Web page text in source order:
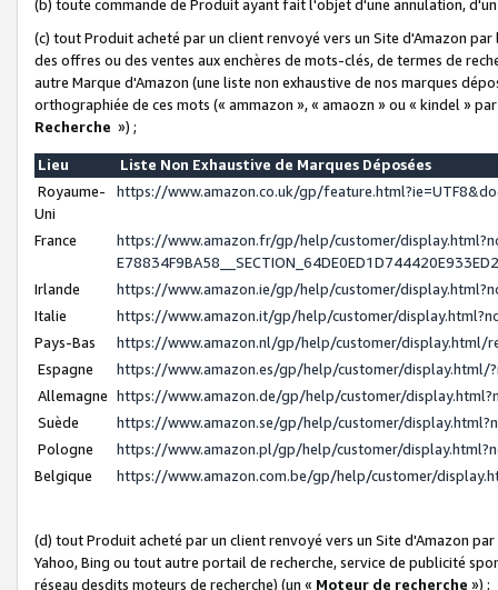
(b) toute commande de Produit ayant fait l'objet d'une annulation,
(c) tout Produit acheté par un client renvoyé vers un Site d'Amazon
des offres ou des ventes aux enchères de mots-clés, de termes de
autre Marque d'Amazon (une liste non exhaustive de nos marques
orthographiée de ces mots (« ammazon », « amaozn » ou « kindel »
Recherche ») ;
Lieu
Liste Non Exhaustive de Marques Déposées
Royaume-
Uni
https://www.amazon.co.uk/gp/
France
https://www.amazon.fr/gp/help/customer/
Irlande
https://www.amazon.ie/gp/help/customer/
Italie
https://www.amazon.it/gp/help/customer/
Pays-Bas
https://www.amazon.nl/gp/help/customer/display.html/
Espagne
https://www.amazon.es/gp/help/customer/display.html/
Allemagne https://www.amazon.de/gp/help/customer/
Suède
https://www.amazon.se/gp/help/customer/
Pologne
https://www.amazon.pl/gp/help/customer/
Belgique
https://www.amazon.com.be/gp/help/customer/
(d) tout Produit acheté par un client renvoyé vers un Site d'Amazon
Yahoo, Bing ou tout autre portail de recherche, service de publicité
réseau desdits moteurs de recherche) (un « Moteur de recherche ») ;